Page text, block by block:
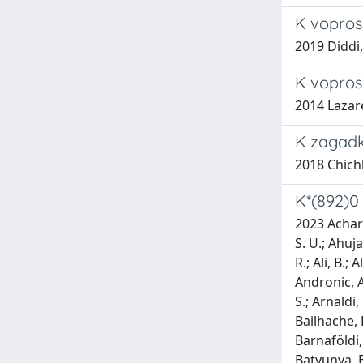
K
2019
K
2014
K
2018
2023 Acharya, S.; Adamová, D.; Adler, A.; Adolfsson, J.; Aglieri Rinella, G.; Agnello, M.; Agrawal, N.; Ahammed, Z.; Ahmad, S.; Ahn, S. U.; Ahuja, I.; Akbar, Z.; Akindinov, A.; Al-Turany, M.; Alam, S. N.; Aleksandrov, D.; Alessandro, B.; Alfanda, H. M.; Alfaro Molina, R.; Ali, B.; Ali, Y.; Alici, A.; Alizadehvandchali, N.; Alkin, A.; Alme, J.; Alt, T.; Altsybeev, I.; Anaam, M. N.; Andrei, C.; Andreou, D.; Andronic, A.; Angeletti, M.; Anguelov, V.; Antinori, F.; Antonioli, P.; Anuj, C.; Apadula, N.; Aphecetche, L.; Appelshäuser, H.; Arcelli, S.; Arnaldi, R.; Arsene, I. C.; Arslandok, M.; Augustinus, A.; Averbeck, R.; Aziz, S.; Azmi, M. D.; Badalà, A.; Baek, Y. W.; Bai, X.; Bailhache, R.; Bailung, Y.; Bala, R.; Balbino, A.; Baldisseri, A.; Balis, B.; Banerjee, D.; Barbera, R.; Barioglio, L.; Barlou, M.; Barnaföldi, G. G.; Barnby, L.